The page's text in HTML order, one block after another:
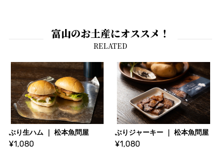
富山のお土産にオススメ！
ぶり生ハム ｜ 松本魚問屋
¥1,080
ぶりジャーキー ｜ 松本魚問屋
¥1,080